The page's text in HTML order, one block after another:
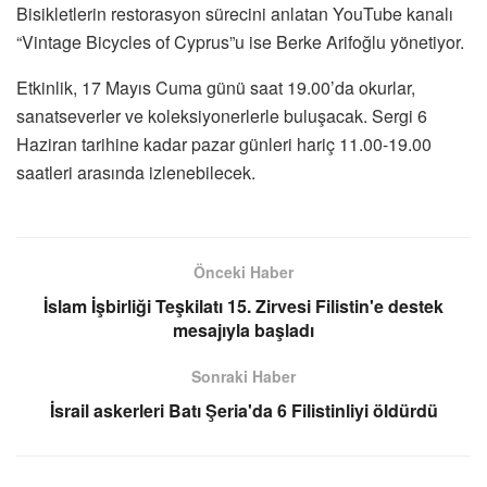
Bisikletlerin restorasyon sürecini anlatan YouTube kanalı
“Vintage Bicycles of Cyprus”u ise Berke Arifoğlu yönetiyor.
Etkinlik, 17 Mayıs Cuma günü saat 19.00’da okurlar,
sanatseverler ve koleksiyonerlerle buluşacak. Sergi 6
Haziran tarihine kadar pazar günleri hariç 11.00-19.00
saatleri arasında izlenebilecek.
Önceki Haber
İslam İşbirliği Teşkilatı 15. Zirvesi Filistin'e destek
mesajıyla başladı
Sonraki Haber
İsrail askerleri Batı Şeria'da 6 Filistinliyi öldürdü